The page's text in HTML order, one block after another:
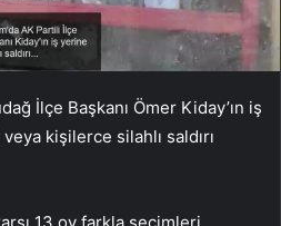
İlçe Başkanı Ömer Kiday’ın iş
kişilerce silahlı saldırı